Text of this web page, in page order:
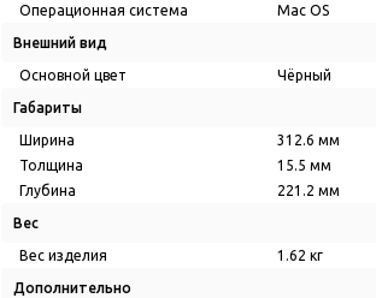
Операционная система Mac OS
Внешний вид
Основной цвет Чёрный
Габариты
Ширина
312.6 мм
Толщина
15.5 мм
Глубина
221.2 мм
Вес
Вес изделия 1.62 кг
Дополнительно